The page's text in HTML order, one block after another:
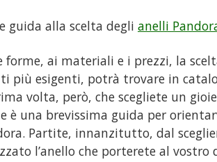
guida alla scelta degli anelli
forme, ai materiali e i prezzi, la
più esigenti, potrà trovare in
volta, però, che scegliete un
è una brevissima guida per
Partite, innanzitutto, dal
l’anello che porterete al